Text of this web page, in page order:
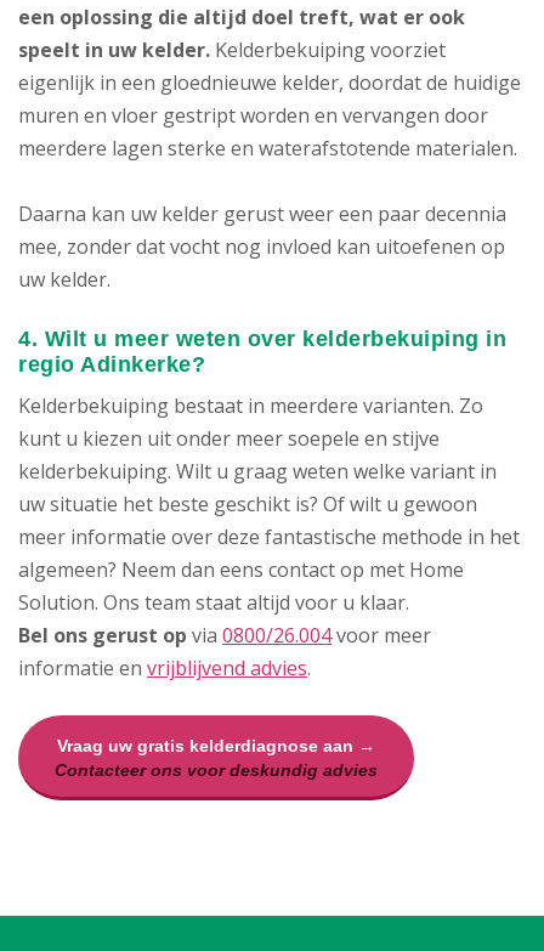
een oplossing die altijd doel treft, wat er ook
speelt in uw kelder. Kelderbekuiping voorziet
eigenlijk in een gloednieuwe kelder, doordat de huidige
muren en vloer gestript worden en vervangen door
meerdere lagen sterke en waterafstotende materialen.
Daarna kan uw kelder gerust weer een paar decennia
mee, zonder dat vocht nog invloed kan uitoefenen op
uw kelder.
4. Wilt u meer weten over kelderbekuiping in
regio Adinkerke?
Kelderbekuiping bestaat in meerdere varianten. Zo
kunt u kiezen uit onder meer soepele en stijve
kelderbekuiping. Wilt u graag weten welke variant in
uw situatie het beste geschikt is? Of wilt u gewoon
meer informatie over deze fantastische methode in het
algemeen? Neem dan eens contact op met Home
Solution. Ons team staat altijd voor u klaar.
Bel ons gerust op via 0800/26.004voor meer
informatie en vrijblijvend advies.
Vraag uw gratis kelderdiagnose aan →
Contacteer ons voor deskundig advies